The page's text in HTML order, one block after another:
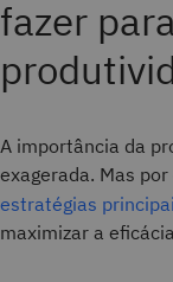
fazer
A importância da
exagerada. Mas
estratégias
maximizar a